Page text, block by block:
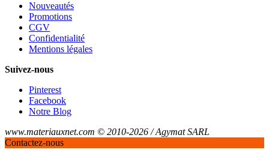
Nouveautés
Promotions
CGV
Confidentialité
Mentions légales
Suivez-nous
Pinterest
Facebook
Notre Blog
www.materiauxnet.com © 2010-2026 / Agymat SARL
Contactez-nous